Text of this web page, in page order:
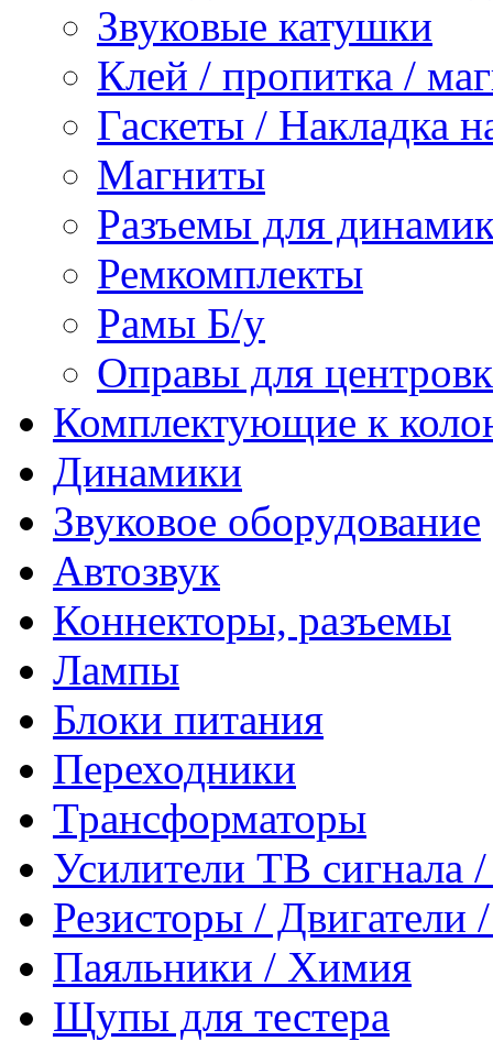
Звуковые катушки
Клей / пропитка /
Гаскеты / Накладка
Магниты
Разъемы для
Ремкомплекты
Рамы Б/у
Оправы для
Комплектующие к
Динамики
Звуковое оборудование
Автозвук
Коннекторы, разъемы
Лампы
Блоки питания
Переходники
Трансформаторы
Усилители ТВ сигнала
Резисторы /
Паяльники / Химия
Щупы для тестера